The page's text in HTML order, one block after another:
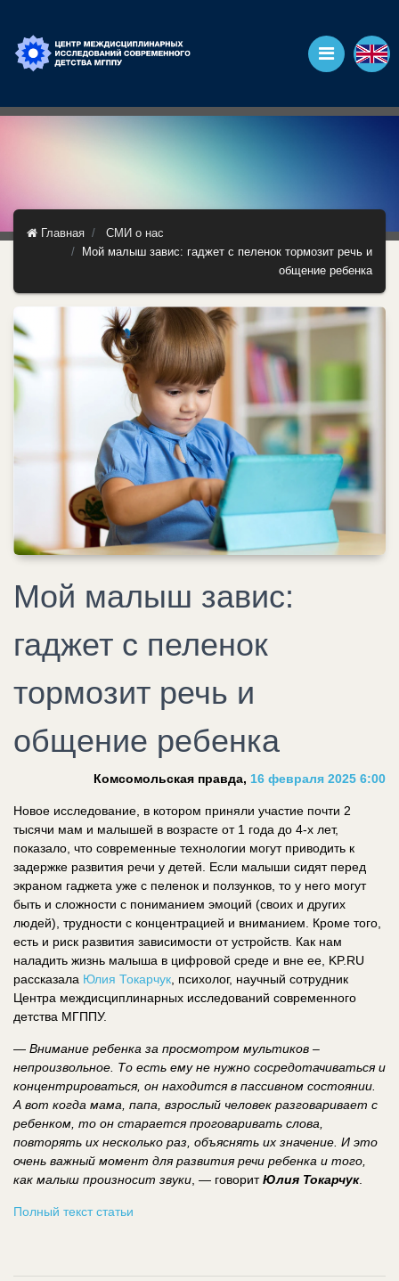
Главная
СМИ о нас
Мой малыш завис: гаджет с пеленок тормозит речь и
общение ребенка
Мой малыш завис:
гаджет с пеленок
тормозит речь и
общение ребенка
Комсомольская правда, 16 февраля 2025 6:00
Новое исследование, в котором приняли участие почти 2
тысячи мам и малышей в возрасте от 1 года до 4-х лет,
показало, что современные технологии могут приводить к
задержке развития речи у детей. Если малыши сидят перед
экраном гаджета уже с пеленок и ползунков, то у него могут
быть и сложности с пониманием эмоций (своих и других
людей), трудности с концентрацией и вниманием. Кроме того,
есть и риск развития зависимости от устройств. Как нам
наладить жизнь малыша в цифровой среде и вне ее, KP.RU
рассказала Юлия Токарчук, психолог, научный сотрудник
Центра междисциплинарных исследований современного
детства МГППУ.
— Внимание ребенка за просмотром мультиков –
непроизвольное. То есть ему не нужно сосредотачиваться и
концентрироваться, он находится в пассивном состоянии.
А вот когда мама, папа, взрослый человек разговаривает с
ребенком, то он старается проговаривать слова,
повторять их несколько раз, объяснять их значение. И это
очень важный момент для развития речи ребенка и того,
как малыш произносит звуки, — говоритЮлия Токарчук.
Полный текст статьи